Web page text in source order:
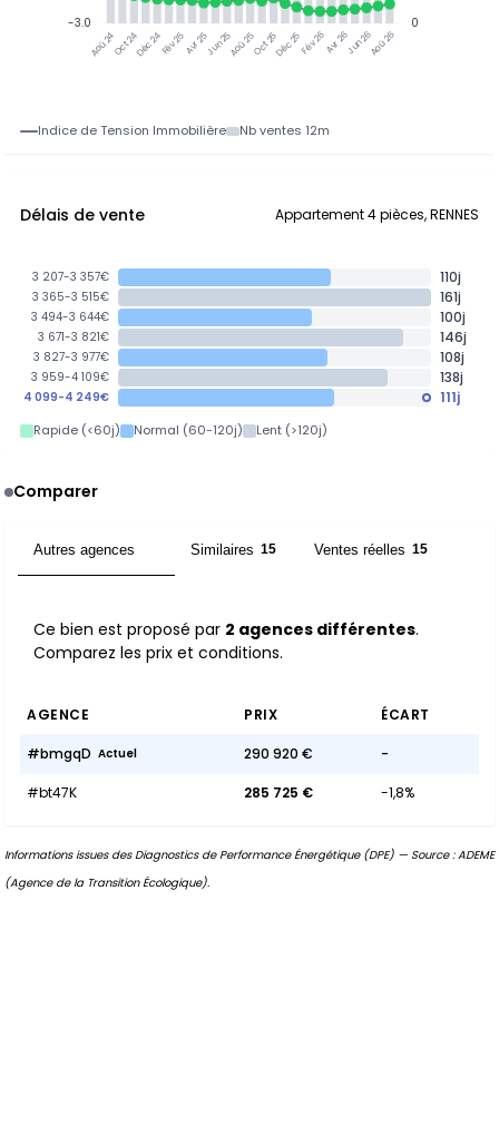
Aoû 24Oct 24Déc 24Fév 25Avr 25Jun 25Aoû 25Oct 25Déc 25Fév 26Avr 26Jun 26Aoû 26
0
-3.0
Indice de Tension Immobilière Nb ventes 12m
Délais de vente Appartement 4 pièces, RENNES
3 207-3 357€ 110j
3 365-3 515€ 161j
3 494-3 644€ 100j
3 671-3 821€ 146j
3 827-3 977€ 108j
3 959-4 109€ 138j
4 099-4 249€ 111j
Rapide (<60j) Normal (60-120j) Lent (>120j)
Comparer
Autres agences Similaires 15 Ventes réelles 15
Ce bien est proposé par 2 agences différentes.
Comparez les prix et conditions.
AGENCE PRIX ÉCART
#bmgqD Actuel 290 920 € -
#bt47K 285 725 € -1,8%
Informations issues des Diagnostics de Performance Énergétique (DPE) — Source : ADEME
(Agence de la Transition Écologique).